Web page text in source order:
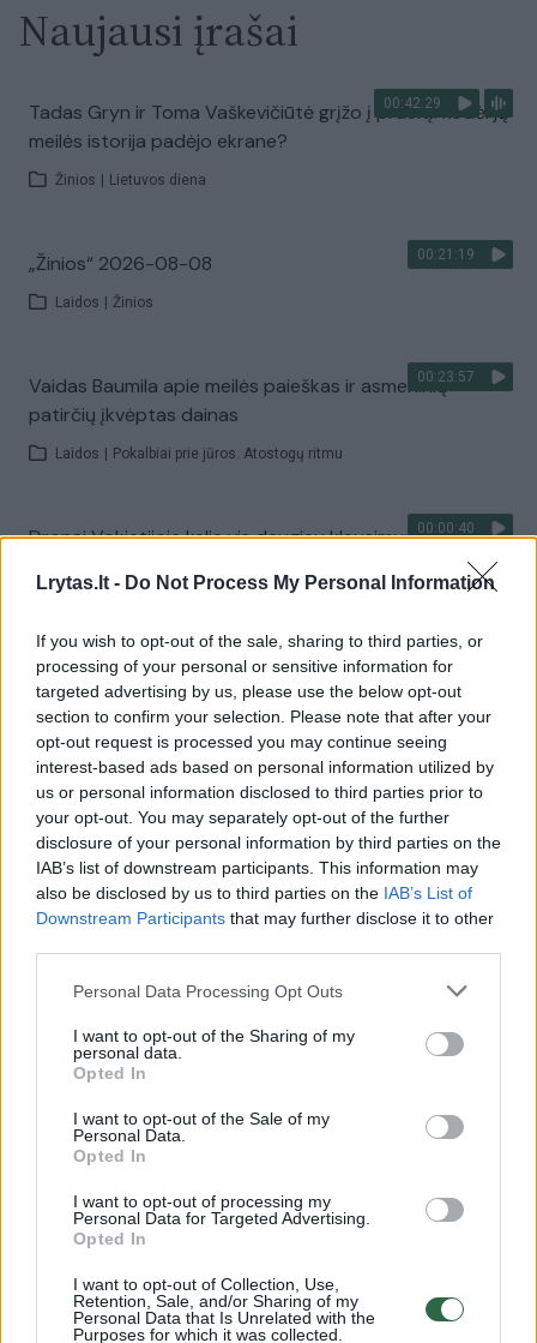
Lrytas.lt - Do Not Process My Personal Information
If you wish to opt-out of the sale, sharing to third parties, or
processing of your personal or sensitive information for
targeted advertising by us, please use the below opt-out
section to confirm your selection. Please note that after your
opt-out request is processed you may continue seeing
interest-based ads based on personal information utilized by
us or personal information disclosed to third parties prior to
your opt-out. You may separately opt-out of the further
disclosure of your personal information by third parties on the
IAB’s list of downstream participants. This information may
also be disclosed by us to third parties on the IAB’s List of
Downstream Participants that may further disclose it to other
Personal Data Processing Opt Outs
I want to opt-out of the Sharing of my
personal data.
Opted In
I want to opt-out of the Sale of my
Personal Data.
Opted In
I want to opt-out of processing my
Personal Data for Targeted Advertising.
Opted In
I want to opt-out of Collection, Use,
Retention, Sale, and/or Sharing of my
Personal Data that Is Unrelated with the
Purposes for which it was collected.
Naujausi įrašai
00:42:29
Tadas Gryn ir Toma Vaškevičiūtė grįžo į praeitį: kodėl jų
meilės istorija padėjo ekrane?
Žinios Lietuvos diena
00:21:19
„Žinios“ 2026-08-08
Laidos Žinios
00:23:57
Vaidas Baumila apie meilės paieškas ir asmeninių
patirčių įkvėptas dainas
Laidos Pokalbiai prie jūros. Atostogų ritmu
00:00:40
Dronai Vokietijoje kelia vis daugiau klausimų: du
Visi įrašai
Žiūrimiausi įrašai
00:00:30
Vaizdai iš tragiškos avarijos Vilniaus r.: dviejų moterų ir
vaiko gyvybių išgelbėti nepavyko
Žinios | Lietuvos diena
Savaitės vidurys nusimato karštas: temperatūra kils iki
32 laipsnių šilumos
Ukrainos politikoje: jis yra neteisus